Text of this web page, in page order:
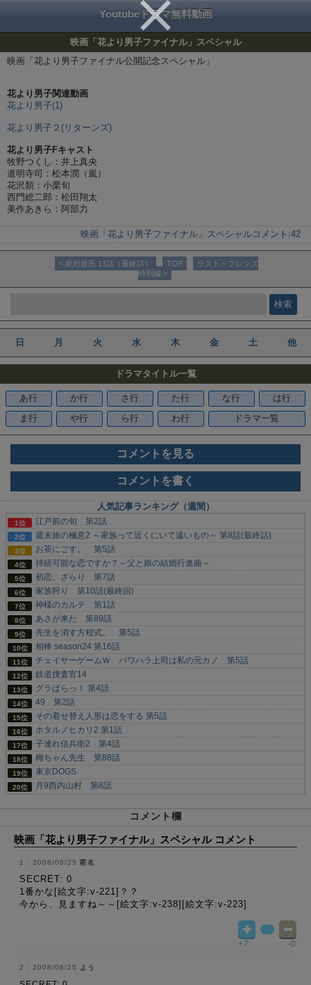
Youtubeドラマ無料動画
映画「花より男子ファイナル」スペシャル
映画「花より男子ファイナル公開記念スペシャル」
花より男子関連動画
花より男子(1)
花より男子２(リターンズ)
花より男子Fキャスト
牧野つくし：井上真央
道明寺司：松本潤（嵐）
花沢類：小栗旬
西門総二郎：松田翔太
美作あきら：阿部力
映画「花より男子ファイナル」スペシャルコメント:42
< 絶対彼氏 11話（最終話） TOP
ラスト・フレンズ
特別編 >
日 月 火 水 木 金 土 他
ドラマタイトル一覧
あ行 か行 さ行 た行 な行
は行
ま行
や行 ら行 わ行 ドラマ一覧
コメントを見る
コメントを書く
人気記事ランキング（週間）
江戸前の旬 第2話
週末旅の極意2 ～家族って近くにいて遠いもの～ 第8話(最終話)
お茶にごす。 第5話
持続可能な恋ですか？～父と娘の結婚行進曲～
初恋、ざらり 第7話
家族狩り 第10話(最終回)
神様のカルテ 第1話
あさが来た 第89話
先生を消す方程式。 第5話
相棒 season24 第16話
チェイサーゲームＷ パワハラ上司は私の元カノ 第5話
鉄道捜査官14
グラぱらっ！ 第4話
49 第2話
その着せ替え人形は恋をする 第5話
ホタルノヒカリ2 第1話
子連れ信兵衛2 第4話
梅ちゃん先生 第88話
東京DOGS
月9西内山村 第8話
コメント欄
映画「花より男子ファイナル」スペシャル コメント
2008/06/25 匿名
SECRET: 0
1番かな[絵文字:v-221]？？
今から、見ますね～～[絵文字:v-238][絵文字:v-223]
+7 -0
2008/06/25 よう